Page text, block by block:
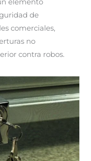
elemento
de
comerciales,
no
contra robos.